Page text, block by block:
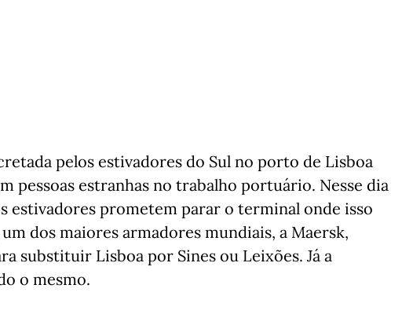
pelos estivadores do Sul no porto de Lisboa
pessoas estranhas no trabalho portuário. Nesse dia
estivadores prometem parar o terminal onde isso
dos maiores armadores mundiais, a Maersk,
substituir Lisboa por Sines ou Leixões. Já a
o mesmo.